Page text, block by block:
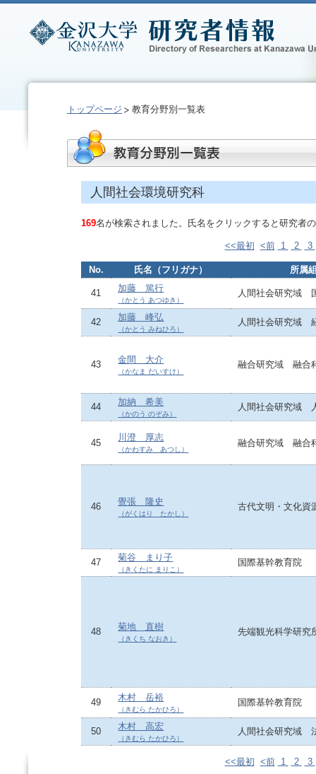
トップページ 教育分野別一覧表
人間社会環境研究科
169名が検索されました。氏名をクリックすると研究者
<<最初 <前 1 2 3
No. 氏名（フリガナ） 所属
41 加藤 篤行
（かとう あつゆき）
人間社会研究域
42 加藤 峰弘
（かとう みねひろ）
人間社会研究域
43 金間 大介
（かなま だいすけ）
融合研究域 融合
44 加納 希美
（かのう のぞみ）
人間社会研究域
45
川澄 厚志
（かわすみ あつし）
融合研究域 融合
46 覺張 隆史
（がくはり たかし）
古代文明・文化資
47 菊谷 まり子
（きくたに まりこ）
国際基幹教育院
48 菊地 直樹
（きくち なおき）
先端観光科学研究
49 木村 岳裕
（きむら たかひろ）
国際基幹教育院
50 木村 高宏
（きむら たかひろ）
人間社会研究域
<<最初 <前 1 2 3